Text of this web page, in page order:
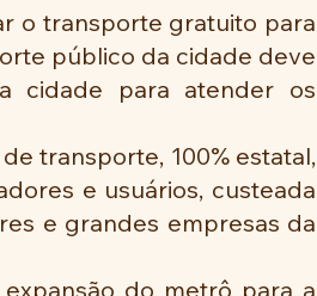
o transporte gratuito para
público da cidade deve
cidade para atender os
transporte, 100% estatal,
e usuários, custeada
e grandes empresas da
do metrô para a